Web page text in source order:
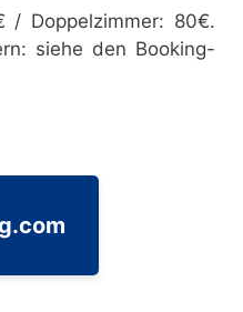
/ Doppelzimmer: 80€.
siehe den Booking-